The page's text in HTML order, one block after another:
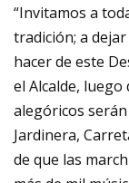
“Invitamos a
tradición; a
hacer de este
el Alcalde,
alegóricos
Jardinera,
de que las